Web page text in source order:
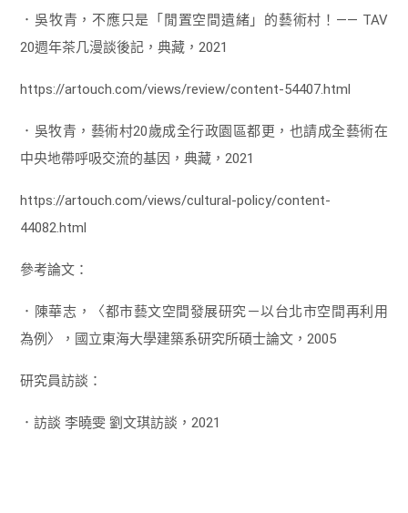
．吳牧青，不應只是「閒置空間遺緒」的藝術村！—— TAV
20週年茶几漫談後記，典藏，2021
https://artouch.com/views/review/content-54407.html
．吳牧青，藝術村20歲成全行政園區都更，也請成全藝術在
中央地帶呼吸交流的基因，典藏，2021
https://artouch.com/views/cultural-policy/content-
44082.html
參考論文：
．陳華志，〈都市藝文空間發展研究－以台北市空間再利用
為例〉，國立東海大學建築系研究所碩士論文，2005
研究員訪談：
．訪談 李曉雯 劉文琪訪談，2021